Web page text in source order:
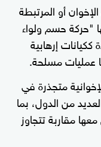
أو المرتبطة
"حركة حسم ولواء
ككيانات إرهابية
عمليات مسلحة.
متجذرة في
من الدول، بما
مقاربة تتجاوز